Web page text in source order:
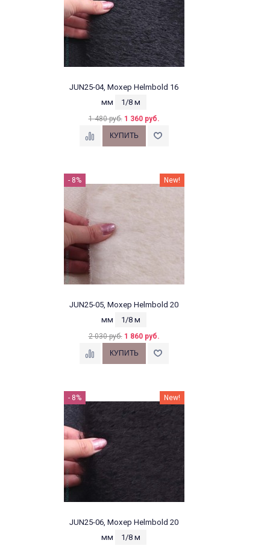
JUN25-04, Мохер Helmbold 16
мм
1/8 м
1 480 руб. 1 360 руб.
- 8% New!
JUN25-05, Мохер Helmbold 20
мм
1/8 м
2 030 руб. 1 860 руб.
- 8% New!
JUN25-06, Мохер Helmbold 20
мм
1/8 м